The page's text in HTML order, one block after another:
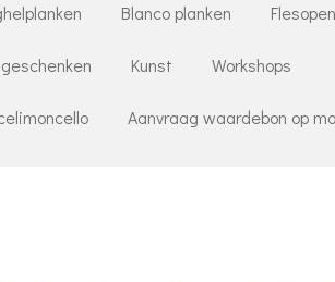
Blanco planken
Kunst Workshops
Aanvraag waardebon op